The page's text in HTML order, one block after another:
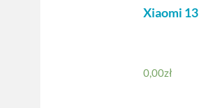
Xiaomi 13
0,00zł